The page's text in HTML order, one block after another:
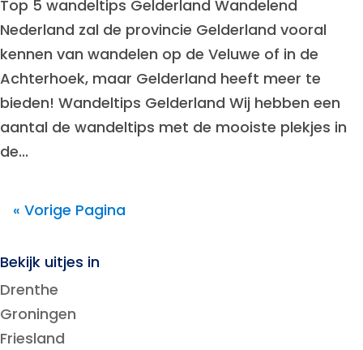
​Top 5 wandeltips Gelderland Wandelend
Nederland zal de provincie Gelderland vooral
kennen van wandelen op de Veluwe of in de
Achterhoek, maar Gelderland heeft meer te
bieden! Wandeltips Gelderland Wij hebben een
aantal de wandeltips met de mooiste plekjes in
de...
« Vorige Pagina
Bekijk uitjes in
Drenthe
Groningen
Friesland